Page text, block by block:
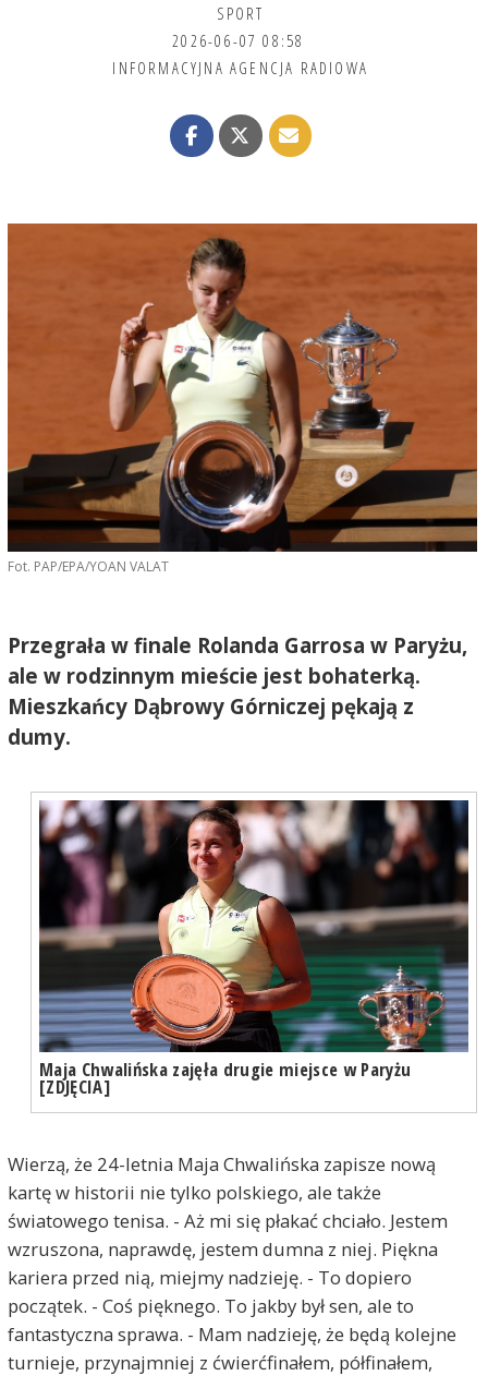
SPORT
2026-06-07 08:58
INFORMACYJNA AGENCJA RADIOWA
Fot. PAP/EPA/YOAN VALAT
Przegrała w finale Rolanda Garrosa w Paryżu,
ale w rodzinnym mieście jest bohaterką.
Mieszkańcy Dąbrowy Górniczej pękają z
dumy.
Maja Chwalińska zajęła drugie miejsce w Paryżu
[ZDJĘCIA]
Wierzą, że 24-letnia Maja Chwalińska zapisze nową
kartę w historii nie tylko polskiego, ale także
światowego tenisa. - Aż mi się płakać chciało. Jestem
wzruszona, naprawdę, jestem dumna z niej. Piękna
kariera przed nią, miejmy nadzieję. - To dopiero
początek. - Coś pięknego. To jakby był sen, ale to
fantastyczna sprawa. - Mam nadzieję, że będą kolejne
turnieje, przynajmniej z ćwierćfinałem, półfinałem,